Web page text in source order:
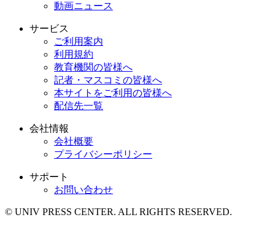
動画ニュース
サービス
ご利用案内
利用規約
教育機関の皆様へ
記者・マスコミの皆様へ
本サイトをご利用の皆様へ
配信先一覧
会社情報
会社概要
プライバシーポリシー
サポート
お問い合わせ
© UNIV PRESS CENTER. ALL RIGHTS RESERVED.